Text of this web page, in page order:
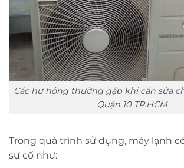
Các hư hỏng thường gặp khi cần sửa
Quận 10 TP.HCM
Trong quá trình sử dụng, máy lạnh
sự cố như: